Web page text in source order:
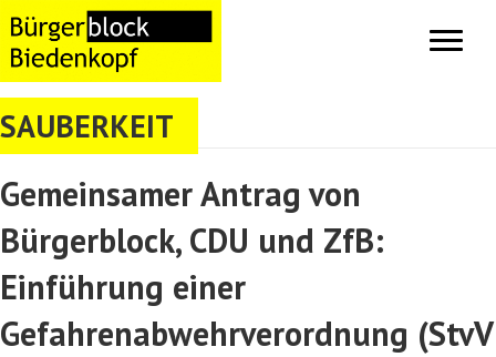
SAUBERKEIT
Gemeinsamer Antrag von
Bürgerblock, CDU und ZfB:
Einführung einer
Gefahrenabwehrverordnung (StvV